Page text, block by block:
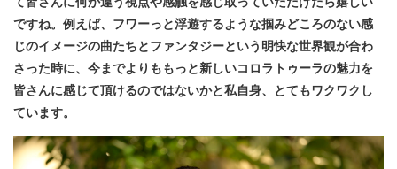
ですね。例えば、フワーっと浮遊するような掴みどころのない感
じのイメージの曲たちとファンタジーという明快な世界観が合わ
さった時に、今までよりももっと新しいコロラトゥーラの魅力を
皆さんに感じて頂けるのではないかと私自身、とてもワクワクし
ています。